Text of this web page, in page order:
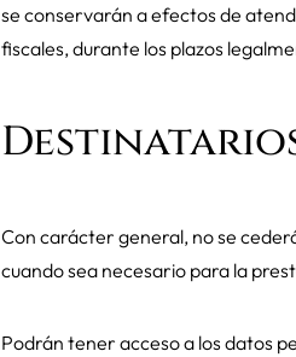
se conservarán a efectos de
fiscales, durante los plazos
Con carácter general, no se
cuando sea necesario para la
Podrán tener acceso a los datos